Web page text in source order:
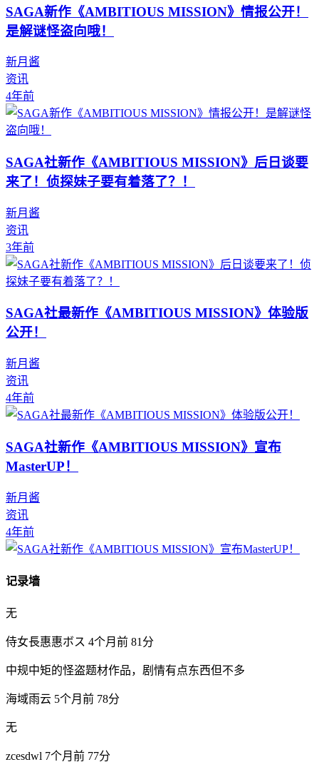
SAGA新作《AMBITIOUS MISSION》情报公开！
是解谜怪盗向哦！
新月酱
资讯
4年前
SAGA社新作《AMBITIOUS MISSION》后日谈要
来了！侦探妹子要有着落了？！
新月酱
资讯
3年前
SAGA社最新作《AMBITIOUS MISSION》体验版
公开！
新月酱
资讯
4年前
SAGA社新作《AMBITIOUS MISSION》宣布
MasterUP！
新月酱
资讯
4年前
记录墙
无
侍女長惠惠ボス 4个月前 81分
中规中矩的怪盗题材作品，剧情有点东西但不多
海域雨云 5个月前 78分
无
zcesdwl 7个月前 77分